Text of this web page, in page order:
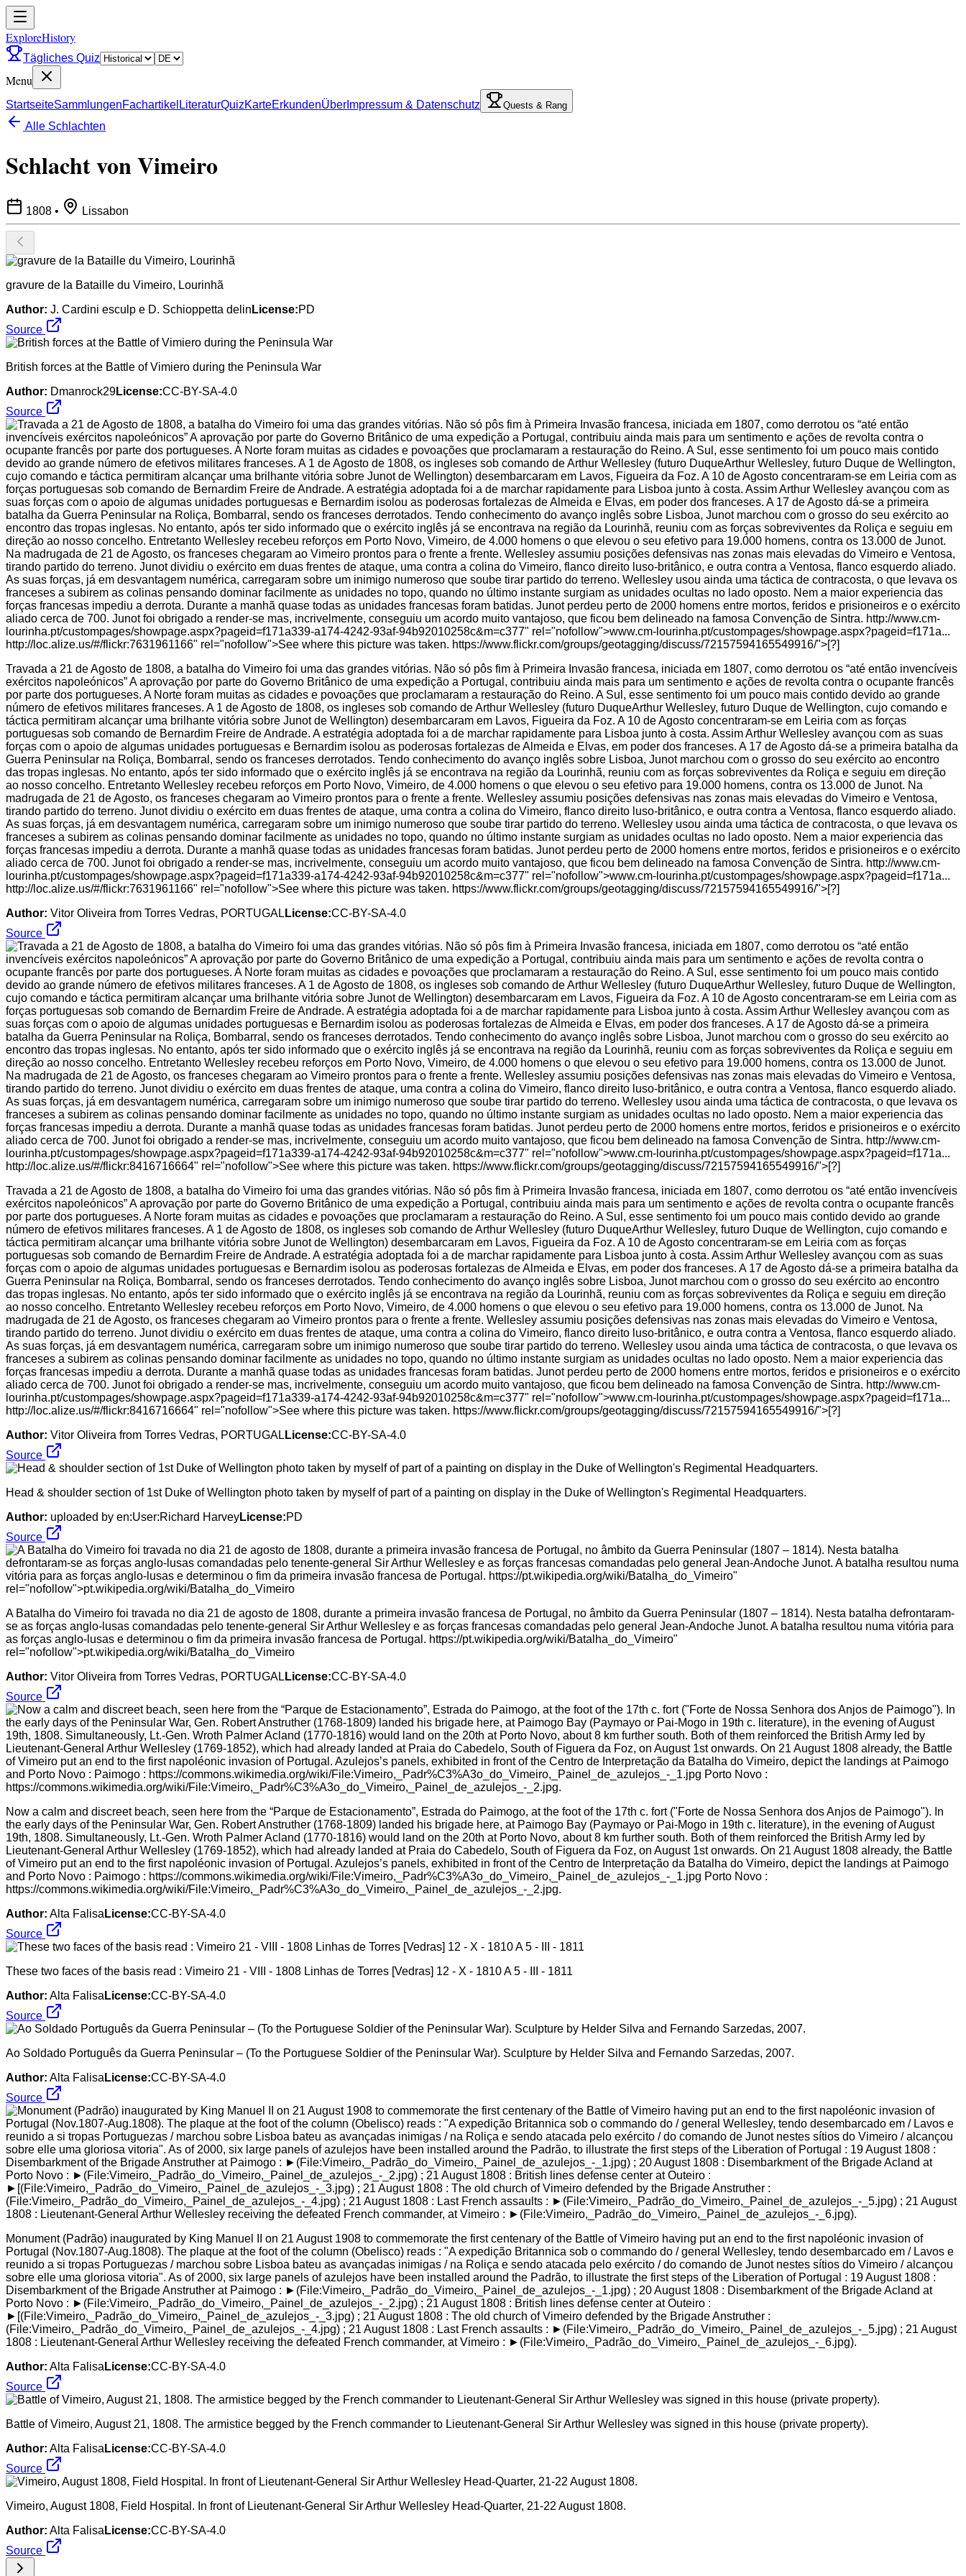
ExploreHistory
Tägliches Quiz
Menu
StartseiteSammlungenFachartikel LiteraturQuizKarteErkundenÜber Impressum & Datenschutz Quests & Rang
Alle Schlachten
Schlacht von Vimeiro
1808 • Lissabon
gravure de la Bataille du Vimeiro, Lourinhã
Author: J. Cardini esculp e D. Schioppetta delin License:PD
Source
British forces at the Battle of Vimiero during the Peninsula War
Author: Dmanrock29License:CC-BY-SA-4.0
Source
Travada a 21 de Agosto de 1808, a batalha do Vimeiro foi uma das grandes vitórias. Não só pôs fim à Primeira Invasão francesa, iniciada em 1807, como derrotou os “até então invencíveis
exércitos napoleónicos” A aprovação por parte do Governo Britânico de uma expedição a Portugal, contribuiu ainda mais para um sentimento e ações de revolta contra o ocupante francês
por parte dos portugueses. A Norte foram muitas as cidades e povoações que proclamaram a restauração do Reino. A Sul, esse sentimento foi um pouco mais contido devido ao grande
número de efetivos militares franceses. A 1 de Agosto de 1808, os ingleses sob comando de Arthur Wellesley (futuro DuqueArthur Wellesley, futuro Duque de Wellington, cujo comando e
táctica permitiram alcançar uma brilhante vitória sobre Junot de Wellington) desembarcaram em Lavos, Figueira da Foz. A 10 de Agosto concentraram-se em Leiria com as forças
portuguesas sob comando de Bernardim Freire de Andrade. A estratégia adoptada foi a de marchar rapidamente para Lisboa junto à costa. Assim Arthur Wellesley avançou com as suas
forças com o apoio de algumas unidades portuguesas e Bernardim isolou as poderosas fortalezas de Almeida e Elvas, em poder dos franceses. A 17 de Agosto dá-se a primeira batalha da
Guerra Peninsular na Roliça, Bombarral, sendo os franceses derrotados. Tendo conhecimento do avanço inglês sobre Lisboa, Junot marchou com o grosso do seu exército ao encontro
das tropas inglesas. No entanto, após ter sido informado que o exército inglês já se encontrava na região da Lourinhã, reuniu com as forças sobreviventes da Roliça e seguiu em direção
ao nosso concelho. Entretanto Wellesley recebeu reforços em Porto Novo, Vimeiro, de 4.000 homens o que elevou o seu efetivo para 19.000 homens, contra os 13.000 de Junot. Na
madrugada de 21 de Agosto, os franceses chegaram ao Vimeiro prontos para o frente a frente. Wellesley assumiu posições defensivas nas zonas mais elevadas do Vimeiro e Ventosa,
tirando partido do terreno. Junot dividiu o exército em duas frentes de ataque, uma contra a colina do Vimeiro, flanco direito luso-britânico, e outra contra a Ventosa, flanco esquerdo aliado.
As suas forças, já em desvantagem numérica, carregaram sobre um inimigo numeroso que soube tirar partido do terreno. Wellesley usou ainda uma táctica de contracosta, o que levava os
franceses a subirem as colinas pensando dominar facilmente as unidades no topo, quando no último instante surgiam as unidades ocultas no lado oposto. Nem a maior experiencia das
forças francesas impediu a derrota. Durante a manhã quase todas as unidades francesas foram batidas. Junot perdeu perto de 2000 homens entre mortos, feridos e prisioneiros e o exército
aliado cerca de 700. Junot foi obrigado a render-se mas, incrivelmente, conseguiu um acordo muito vantajoso, que ficou bem delineado na famosa Convenção de Sintra. http://www.cm-
lourinha.pt/custompages/showpage.aspx?pageid=f171a339-a174-4242-93af-94b92010258c&m=c377" rel="nofollow">www.cm-lourinha.pt/custompages/showpage.aspx?pageid=f171a...
http://loc.alize.us/#/flickr:7631961166" rel="nofollow">See where this picture was taken. https://www.flickr.com/groups/geotagging/discuss/72157594165549916/">[?]
Author: Vitor Oliveira from Torres Vedras, PORTUGAL License:CC-BY-SA-4.0
Source
Travada a 21 de Agosto de 1808, a batalha do Vimeiro foi uma das grandes vitórias. Não só pôs fim à Primeira Invasão francesa, iniciada em 1807, como derrotou os “até então invencíveis
exércitos napoleónicos” A aprovação por parte do Governo Britânico de uma expedição a Portugal, contribuiu ainda mais para um sentimento e ações de revolta contra o ocupante francês
por parte dos portugueses. A Norte foram muitas as cidades e povoações que proclamaram a restauração do Reino. A Sul, esse sentimento foi um pouco mais contido devido ao grande
número de efetivos militares franceses. A 1 de Agosto de 1808, os ingleses sob comando de Arthur Wellesley (futuro DuqueArthur Wellesley, futuro Duque de Wellington, cujo comando e
táctica permitiram alcançar uma brilhante vitória sobre Junot de Wellington) desembarcaram em Lavos, Figueira da Foz. A 10 de Agosto concentraram-se em Leiria com as forças
portuguesas sob comando de Bernardim Freire de Andrade. A estratégia adoptada foi a de marchar rapidamente para Lisboa junto à costa. Assim Arthur Wellesley avançou com as suas
forças com o apoio de algumas unidades portuguesas e Bernardim isolou as poderosas fortalezas de Almeida e Elvas, em poder dos franceses. A 17 de Agosto dá-se a primeira batalha da
Guerra Peninsular na Roliça, Bombarral, sendo os franceses derrotados. Tendo conhecimento do avanço inglês sobre Lisboa, Junot marchou com o grosso do seu exército ao encontro
das tropas inglesas. No entanto, após ter sido informado que o exército inglês já se encontrava na região da Lourinhã, reuniu com as forças sobreviventes da Roliça e seguiu em direção
ao nosso concelho. Entretanto Wellesley recebeu reforços em Porto Novo, Vimeiro, de 4.000 homens o que elevou o seu efetivo para 19.000 homens, contra os 13.000 de Junot. Na
madrugada de 21 de Agosto, os franceses chegaram ao Vimeiro prontos para o frente a frente. Wellesley assumiu posições defensivas nas zonas mais elevadas do Vimeiro e Ventosa,
tirando partido do terreno. Junot dividiu o exército em duas frentes de ataque, uma contra a colina do Vimeiro, flanco direito luso-britânico, e outra contra a Ventosa, flanco esquerdo aliado.
As suas forças, já em desvantagem numérica, carregaram sobre um inimigo numeroso que soube tirar partido do terreno. Wellesley usou ainda uma táctica de contracosta, o que levava os
franceses a subirem as colinas pensando dominar facilmente as unidades no topo, quando no último instante surgiam as unidades ocultas no lado oposto. Nem a maior experiencia das
forças francesas impediu a derrota. Durante a manhã quase todas as unidades francesas foram batidas. Junot perdeu perto de 2000 homens entre mortos, feridos e prisioneiros e o exército
aliado cerca de 700. Junot foi obrigado a render-se mas, incrivelmente, conseguiu um acordo muito vantajoso, que ficou bem delineado na famosa Convenção de Sintra. http://www.cm-
lourinha.pt/custompages/showpage.aspx?pageid=f171a339-a174-4242-93af-94b92010258c&m=c377" rel="nofollow">www.cm-lourinha.pt/custompages/showpage.aspx?pageid=f171a...
http://loc.alize.us/#/flickr:8416716664" rel="nofollow">See where this picture was taken. https://www.flickr.com/groups/geotagging/discuss/72157594165549916/">[?]
Author: Vitor Oliveira from Torres Vedras, PORTUGAL License:CC-BY-SA-4.0
Source
Head & shoulder section of 1st Duke of Wellington photo taken by myself of part of a painting on display in the Duke of Wellington's Regimental Headquarters.
Author: uploaded by en:User:Richard HarveyLicense:PD
Source
A Batalha do Vimeiro foi travada no dia 21 de agosto de 1808, durante a primeira invasão francesa de Portugal, no âmbito da Guerra Peninsular (1807 – 1814). Nesta batalha defrontaram-
se as forças anglo-lusas comandadas pelo tenente-general Sir Arthur Wellesley e as forças francesas comandadas pelo general Jean-Andoche Junot. A batalha resultou numa vitória para
as forças anglo-lusas e determinou o fim da primeira invasão francesa de Portugal. https://pt.wikipedia.org/wiki/Batalha_do_Vimeiro"
rel="nofollow">pt.wikipedia.org/wiki/Batalha_do_Vimeiro
Author: Vitor Oliveira from Torres Vedras, PORTUGAL License:CC-BY-SA-4.0
Source
Now a calm and discreet beach, seen here from the “Parque de Estacionamento”, Estrada do Paimogo, at the foot of the 17th c. fort ("Forte de Nossa Senhora dos Anjos de Paimogo"). In
the early days of the Peninsular War, Gen. Robert Anstruther (1768-1809) landed his brigade here, at Paimogo Bay (Paymayo or Pai-Mogo in 19th c. literature), in the evening of August
19th, 1808. Simultaneously, Lt.-Gen. Wroth Palmer Acland (1770-1816) would land on the 20th at Porto Novo, about 8 km further south. Both of them reinforced the British Army led by
Lieutenant-General Arthur Wellesley (1769-1852), which had already landed at Praia do Cabedelo, South of Figuera da Foz, on August 1st onwards. On 21 August 1808 already, the Battle
of Vimeiro put an end to the first napoléonic invasion of Portugal. Azulejos’s panels, exhibited in front of the Centro de Interpretação da Batalha do Vimeiro, depict the landings at Paimogo
and Porto Novo : Paimogo : https://commons.wikimedia.org/wiki/File:Vimeiro,_Padr%C3%A3o_do_Vimeiro,_Painel_de_azulejos_-_1.jpg Porto Novo :
https://commons.wikimedia.org/wiki/File:Vimeiro,_Padr%C3%A3o_do_Vimeiro,_Painel_de_azulejos_-_2.jpg.
Author: Alta Falisa License:CC-BY-SA-4.0
Source
These two faces of the basis read : Vimeiro 21 - VIII - 1808 Linhas de Torres [Vedras] 12 - X - 1810 A 5 - III - 1811
Author: Alta Falisa License:CC-BY-SA-4.0
Source
Ao Soldado Português da Guerra Peninsular – (To the Portuguese Soldier of the Peninsular War). Sculpture by Helder Silva and Fernando Sarzedas, 2007.
Author: Alta Falisa License:CC-BY-SA-4.0
Source
Monument (Padrão) inaugurated by King Manuel II on 21 August 1908 to commemorate the first centenary of the Battle of Vimeiro having put an end to the first napoléonic invasion of
Portugal (Nov.1807-Aug.1808). The plaque at the foot of the column (Obelisco) reads : "A expedição Britannica sob o commando do / general Wellesley, tendo desembarcado em / Lavos e
reunido a si tropas Portuguezas / marchou sobre Lisboa bateu as avançadas inimigas / na Roliça e sendo atacada pelo exército / do comando de Junot nestes sítios do Vimeiro / alcançou
sobre elle uma gloriosa vitoria". As of 2000, six large panels of azulejos have been installed around the Padrão, to illustrate the first steps of the Liberation of Portugal : 19 August 1808 :
Disembarkment of the Brigade Anstruther at Paimogo : ►(File:Vimeiro,_Padrão_do_Vimeiro,_Painel_de_azulejos_-_1.jpg) ; 20 August 1808 : Disembarkment of the Brigade Acland at
Porto Novo : ►(File:Vimeiro,_Padrão_do_Vimeiro,_Painel_de_azulejos_-_2.jpg) ; 21 August 1808 : British lines defense center at Outeiro :
►[(File:Vimeiro,_Padrão_do_Vimeiro,_Painel_de_azulejos_-_3.jpg) ; 21 August 1808 : The old church of Vimeiro defended by the Brigade Anstruther :
(File:Vimeiro,_Padrão_do_Vimeiro,_Painel_de_azulejos_-_4.jpg) ; 21 August 1808 : Last French assaults : ►(File:Vimeiro,_Padrão_do_Vimeiro,_Painel_de_azulejos_-_5.jpg) ; 21 August
1808 : Lieutenant-General Arthur Wellesley receiving the defeated French commander, at Vimeiro : ►(File:Vimeiro,_Padrão_do_Vimeiro,_Painel_de_azulejos_-_6.jpg).
Author: Alta Falisa License:CC-BY-SA-4.0
Source
Battle of Vimeiro, August 21, 1808. The armistice begged by the French commander to Lieutenant-General Sir Arthur Wellesley was signed in this house (private property).
Author: Alta Falisa License:CC-BY-SA-4.0
Source
Vimeiro, August 1808, Field Hospital. In front of Lieutenant-General Sir Arthur Wellesley Head-Quarter, 21-22 August 1808.
Author: Alta Falisa License:CC-BY-SA-4.0
Source